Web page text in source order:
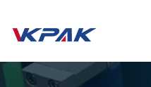
Məzmuna